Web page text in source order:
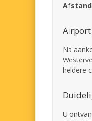
Afstand
Airport
Na
heldere
U